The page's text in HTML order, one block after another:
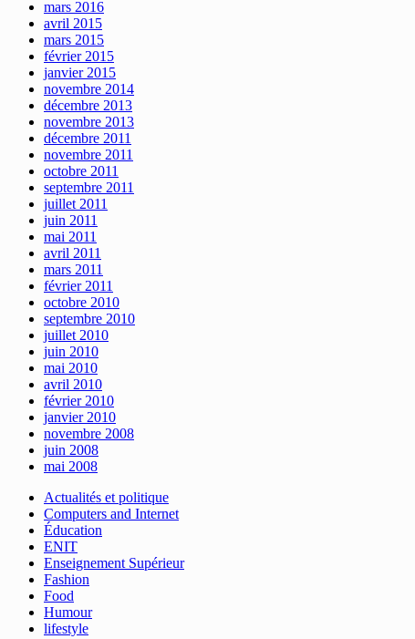
mars 2016
avril 2015
mars 2015
février 2015
janvier 2015
novembre 2014
décembre 2013
novembre 2013
décembre 2011
novembre 2011
octobre 2011
septembre 2011
juillet 2011
juin 2011
mai 2011
avril 2011
mars 2011
février 2011
octobre 2010
septembre 2010
juillet 2010
juin 2010
mai 2010
avril 2010
février 2010
janvier 2010
novembre 2008
juin 2008
mai 2008
Actualités et politique
Computers and Internet
Éducation
ENIT
Enseignement Supérieur
Fashion
Food
Humour
lifestyle